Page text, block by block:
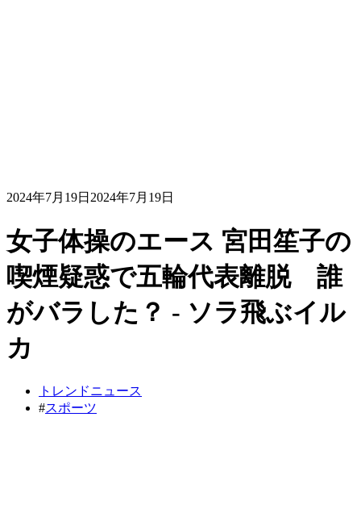
2024年7月19日 2024年7月19日
女子体操のエース 宮田笙子の
喫煙疑惑で五輪代表離脱 誰
がバラした？ - ソラ飛ぶイル
カ
トレンドニュース
#スポーツ